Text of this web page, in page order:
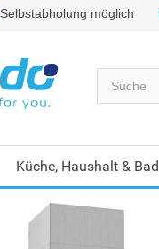
Selbstabholung möglich
Küche, Haushalt & Bad